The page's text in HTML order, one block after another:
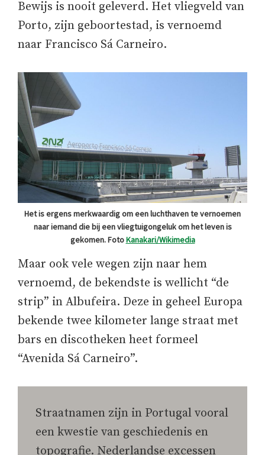
Bewijs is nooit geleverd. Het vliegveld van
Porto, zijn geboortestad, is vernoemd
naar Francisco Sá Carneiro.
Het is ergens merkwaardig om een luchthaven te vernoemen
naar iemand die bij een vliegtuigongeluk om het leven is
gekomen. FotoKanakari/Wikimedia
Maar ook vele wegen zijn naar hem
vernoemd, de bekendste is wellicht “de
strip” in Albufeira. Deze in geheel Europa
bekende twee kilometer lange straat met
bars en discotheken heet formeel
“Avenida Sá Carneiro”.
Straatnamen zijn in Portugal vooral
een kwestie van geschiedenis en
topografie. Nederlandse excessen